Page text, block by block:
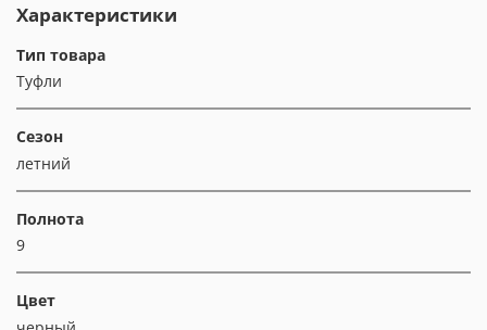
Характеристики
Тип товара
Туфли
Сезон
летний
Полнота
9
Цвет